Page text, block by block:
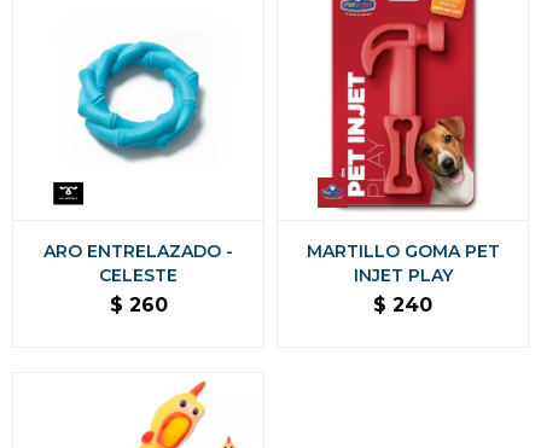
ARO ENTRELAZADO -
CELESTE
$ 260
MARTILLO GOMA PET
INJET PLAY
$ 240